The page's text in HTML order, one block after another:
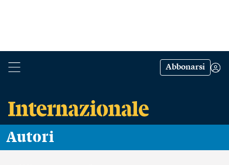
Abbonarsi
Autori